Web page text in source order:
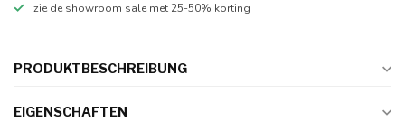
zie de showroom sale met 25-50% korting
PRODUKTBESCHREIBUNG
EIGENSCHAFTEN